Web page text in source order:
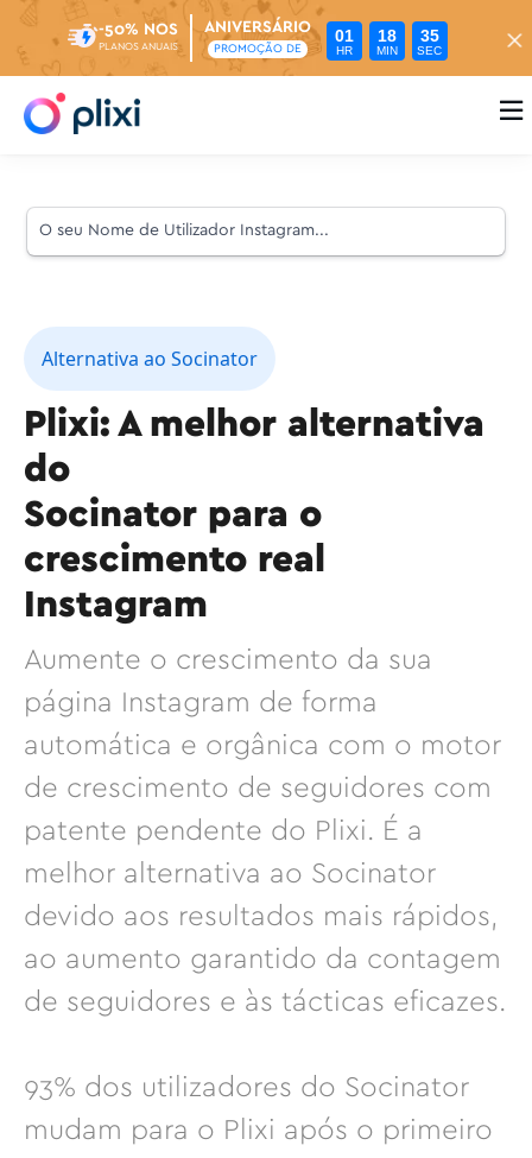
-50% NOS
PLANOS ANUAIS
ANIVERSÁRIO
PROMOÇÃO DE
01
HR
18
MIN
34
SEC

Alternativa ao Socinator
Plixi: A melhor alternativa
do
Socinator para o
crescimento real
Instagram
Aumente o crescimento da sua
página Instagram de forma
automática e orgânica com o motor
de crescimento de seguidores com
patente pendente do Plixi. É a
melhor alternativa ao Socinator
devido aos resultados mais rápidos,
ao aumento garantido da contagem
de seguidores e às tácticas eficazes.
93% dos utilizadores do Socinator
mudam para o Plixi após o primeiro